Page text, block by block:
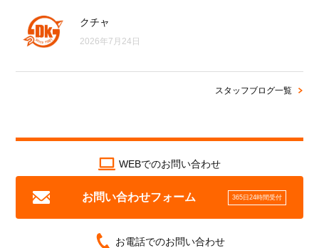
クチャ
2026年7月24日
スタッフブログ一覧
WEBでのお問い合わせ
お問い合わせフォーム 365日24時間受付
お電話でのお問い合わせ